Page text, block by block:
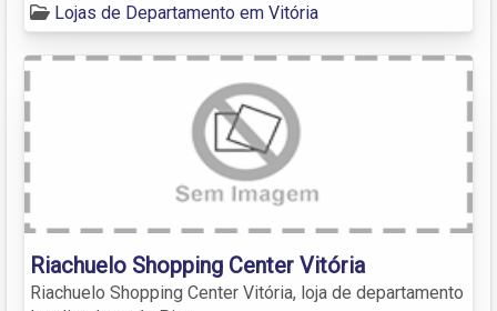
Lojas de Departamento em Vitória
Riachuelo Shopping Center Vitória
Riachuelo Shopping Center Vitória, loja de departamento